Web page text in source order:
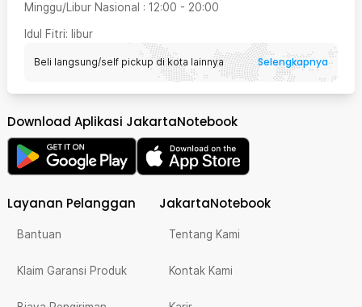
Minggu/Libur Nasional : 12:00 - 20:00
Idul Fitri: libur
Beli langsung/self pickup di kota lainnya Selengkapnya
Download Aplikasi JakartaNotebook
Layanan Pelanggan
Bantuan
Klaim Garansi Produk
JakartaNotebook
Tentang Kami
Kontak Kami